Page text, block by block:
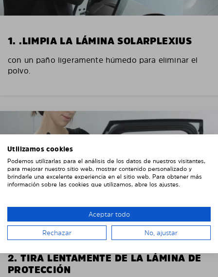
1. .LIMPIA LA LÁMINA SOLARPLEXIUS
con un paño ligeramente húmedo para eliminar el
polvo.
2. TIRA LENTAMENTE DE LA LÁMINA DE
PROTECCIÓN
Utilizamos cookies
Podemos utilizarlas para el análisis de los datos de nuestros visitantes,
para mejorar nuestro sitio web, mostrar contenido personalizado y
brindarle una excelente experiencia en el sitio web. Para obtener más
información sobre las cookies que utilizamos, abre los ajustes.
Aceptar todo
Rechazar No, ajustar